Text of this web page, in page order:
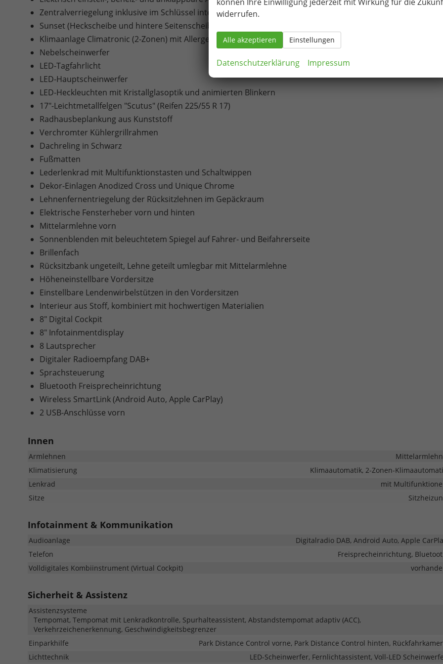
Zentralverriegelung inklusive im Schlüssel integrierter Funkfernbedienung und Easy Start
Sunset (Heckscheibe und hintere Seitenscheiben dunkel getönt)
Klimaanlage Climatronic (2-Zonen) mit Allergenfilter und Geruchsfilter
Nebelscheinwerfer
LED-Tagfahrlicht
LED-Hauptscheinwerfer
LED-Heckleuchten mit Kristallglasoptik und animierten Blinkern
17"-Leichtmetallfelgen "Scutus" (Reifen 225/55 R 17)
Radhausbeplankung aus Kunststoff
Verchromter Kühlergrillrahmen
Dachreling in Schwarz
Fußmatten
Lederlenkrad mit Multifunktionstasten und Schaltwippen
Dekor-Einlagen Anodized Cross und Unique Chrome
Lehnenfernentriegelung der Rücksitzlehnen im Gepäckraum
Elektrische Fensterheber vorn und hinten
Mittelarmlehne vorn
Sonnenblenden mit beleuchtetem Spiegel auf Fahrer- und Beifahrerseite
Brillenfach
Rücksitzbank ungeteilt, Lehne geteilt umlegbar mit Mittelarmlehne
Höheneinstellbare Vordersitze
Einstellbare Lendenwirbelstützen in den Vordersitzen
Interieur aus Stoff, kombiniert mit hochwertigen Materialien
8" Digital Cockpit
8" Infotainmentdisplay
8 Lautsprecher
Digitaler Radioempfang DAB+
Sprachsteuerung
Bluetooth Freisprecheinrichtung
Wireless SmartLink (Android Auto, Apple CarPlay)
2 USB-Anschlüsse vorn
Innen
Armlehnen
Klimatisierung
Klimaautomatik, 2-Zonen-
Lenkrad
mit
Sitze
Infotainment & Kommunikation
Audioanlage
Digitalradio DAB, Android Auto, Apple
Telefon
Freisprecheinrichtung,
Volldigitales Kombiinstrument (Virtual Cockpit)
Sicherheit & Assistenz
Assistenzsysteme
Tempomat, Tempomat mit Lenkradkontrolle, Spurhalteassistent, Abstandstempomat adaptiv (ACC),
Verkehrzeichenerkennung, Geschwindigkeitsbegrenzer
Einparkhilfe
Park Distance Control vorne, Park Distance Control hinten,
Lichttechnik
LED-Scheinwerfer, Fernlichtassistent, Voll-LED
widerrufen.
Alle akzeptieren Einstellungen
Datenschutzerklärung Impressum